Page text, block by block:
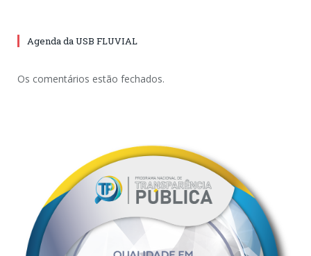
Agenda da USB FLUVIAL
Os comentários estão fechados.